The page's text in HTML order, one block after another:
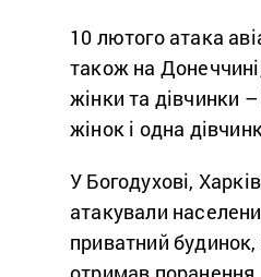
10 лютого атака
також на
жінки та дівчинки
жінок і одна
У Богодухові,
атакували
приватний будинок,